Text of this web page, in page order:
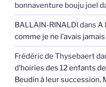
bonnaventure bouju joel
BALLAIN-RINALDI dans A
comme je ne l’avais jamais
Frédéric de Thysebaert
d’hoiries des 12 enfants
Beudin à leur succession,